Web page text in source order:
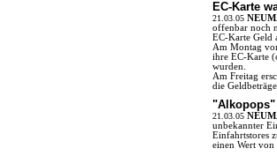
EC-Karte
21.03.05
offenbar noch
EC-Karte Geld
Am Montag
ihre EC-Karte
wurden.
Am Freitag
die
"Alkopops"
21.03.05
unbekannter
Einfahrtstores
einen Wert